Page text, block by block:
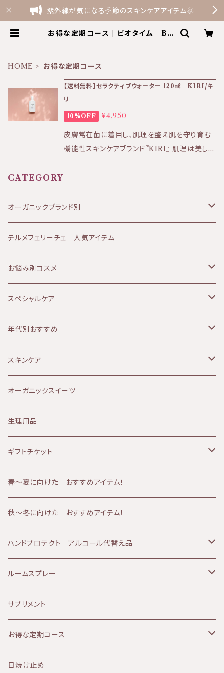
紫外線が気になる季節のスキンケアアイテム🌞
お得な定期コース | ビオタイム Bio
HOME
お得な定期コース
【送料無料】セラクティブウォーター 120㎖ KIRI/キ
リ
10%OFF ¥4,950
皮膚常在菌に着目し、肌理を整え肌を守り育む
機能性スキンケアブランド『KIRI』 肌理は美しく
ます。 継続的に使用することでお肌の変化を感
じていただきやすいため定期便コースを ご用意
使いください。 （６回以上のお届けで途中解約が
ージはこちら⇩ https://kiri-skin-japan.jp/
単品や3本セットはこちら⇩ https://biotime.t
hebase.in/categories/4002042
CATEGORY
オーガニックブランド別
JANESCE（ジャネス）
ATHANOR（アタノール）
Soluna（ソルーナ）
MOON PEACH（ムーンピーチ）
アルガンオイル
Provida（プロヴィダ）
華布
山燕庵
AMBESSA & CO（アンベッサアンドコー）
yuica（ユイカ）
sisiFILLE （シシフィーユ）
Aroma France（アロマフランス）
HEMP FOREST（ヘンプフォレスト）
le sens (ルサンス）
NATURALCOSMO(ナチュラルコスモ）
テルメフェリーチェ 人気アイテム
お悩み別コスメ
乾燥肌
オイリー肌
敏感肌
赤み肌
ニキビ肌
くすみ肌
アトピー肌
エイジング肌
日焼け肌
美白、シミ
しわ、ハリ、たるみ
痒み
デトックス
スペシャルケア
ボディケア
リップケア
マタニティケア
シャンプー
シャワーアイテム
メンズケア
冷え
ベビーアイテム
エッセンシャルオイル
ファンデーション
ヘアケア
ヘルスケア
年代別おすすめ
10代
20代
30代
40代
50代
60代
スキンケア
クレンジング
ミルククレンジング
化粧水
オイル
バーム
クリーム
美容液
乳液
アイクリーム
パック
フラワーウォーター
オーガニックスイーツ
生理用品
ギフトチケット
フェイシャルコース
60分コース
90分コース
ボディコース
60分コース
90分コース
ボディ＆フェイシャルコース
春〜夏に向けた おすすめアイテム！
秋～冬に向けた おすすめアイテム！
ハンドプロテクト アルコール代替え品
テルメ・アクア 1リットル
テルメ・アクア 80ミリ
テルメ・アクア ハンドケアジェル
ルームスプレー
マスクスプレー
サプリメント
お得な定期コース
KIRI
日焼け止め